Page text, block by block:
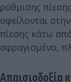
ρύθμισης
οφείλονται
πίεσης κάτω
σφραγισμένο,
Απαισιοδοξία